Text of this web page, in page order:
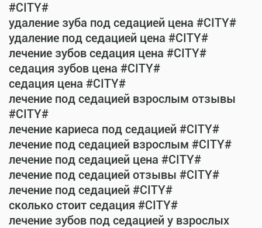
#CITY#
удаление зуба под седацией цена #CITY#
удаление под седацией цена #CITY#
лечение зубов седация цена #CITY#
седация зубов цена #CITY#
седация цена #CITY#
лечение под седацией взрослым отзывы
#CITY#
лечение кариеса под седацией #CITY#
лечение под седацией взрослым #CITY#
лечение под седацией цена #CITY#
лечение под седацией отзывы #CITY#
лечение под седацией #CITY#
сколько стоит седация #CITY#
лечение зубов под седацией у взрослых